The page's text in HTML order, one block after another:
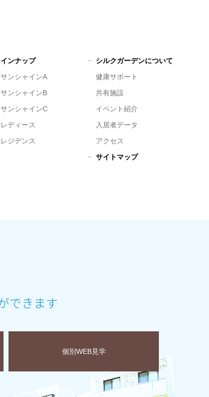
ンナップ
ンシャインA
ンシャインB
ンシャインC
ディース
ジデンス
シルクガーデンについて
健康サポート
共有施設
イベント紹介
入居者データ
アクセス
サイトマップ
できます
個別WEB見学